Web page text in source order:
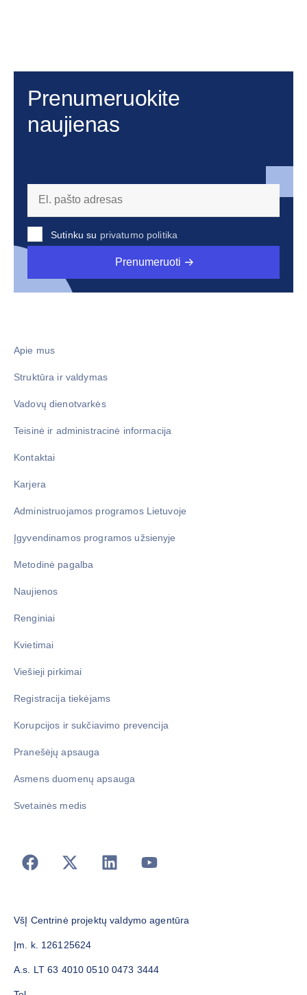
Prenumeruokite
naujienas
Sutinku su privatumo politika
Prenumeruoti
Apie mus
Struktūra ir valdymas
Vadovų dienotvarkės
Teisinė ir administracinė informacija
Kontaktai
Karjera
Administruojamos programos Lietuvoje
Įgyvendinamos programos užsienyje
Metodinė pagalba
Naujienos
Renginiai
Kvietimai
Viešieji pirkimai
Registracija tiekėjams
Korupcijos ir sukčiavimo prevencija
Pranešėjų apsauga
Asmens duomenų apsauga
Svetainės medis
VšĮ Centrinė projektų valdymo agentūra
Įm. k. 126125624
A.s. LT 63 4010 0510 0473 3444